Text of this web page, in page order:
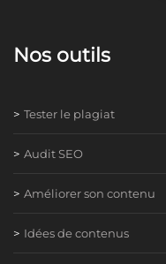
Nos outils
Tester le plagiat
Audit SEO
Améliorer son contenu
Idées de contenus